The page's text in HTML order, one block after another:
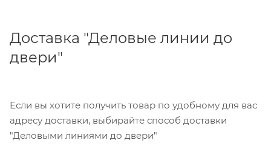
Доставка "Деловые линии до
двери"
Если вы хотите получить товар по удобному для вас
адресу доставки, выбирайте способ доставки
"Деловыми линиями до двери"